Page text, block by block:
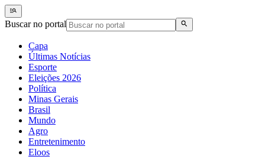
Buscar no portal
Capa
Últimas Notícias
Esporte
Eleições 2026
Política
Minas Gerais
Brasil
Mundo
Agro
Entretenimento
Eloos